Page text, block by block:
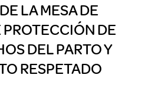
LA MESA DE
DE
DEL PARTO Y
RESPETADO